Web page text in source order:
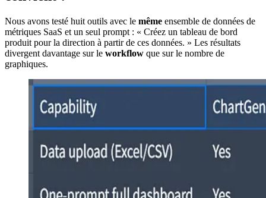
Nous avons testé huit outils avec le même ensemble de données de
métriques SaaS et un seul prompt : « Créez un tableau de bord
produit pour la direction à partir de ces données. » Les résultats
divergent davantage sur le workflow que sur le nombre de
graphiques.